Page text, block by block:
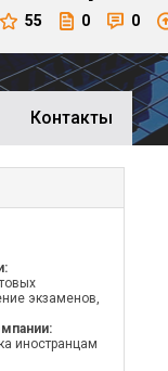
55 0 0
Контакты
экзаменов,
иностранцам